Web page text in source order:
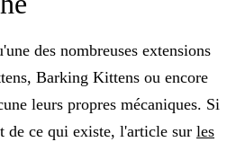
des nombreuses extensions
Barking Kittens ou encore
leurs propres mécaniques. Si
de ce qui existe, l'article sur les